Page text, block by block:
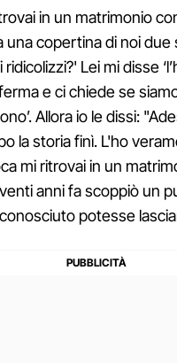
in un matrimonio
copertina di noi due
Lei mi disse
e ci chiede se
Allora io le dissi:
la storia finì. L'ho
mi ritrovai in un
anni fa scoppiò un
potesse